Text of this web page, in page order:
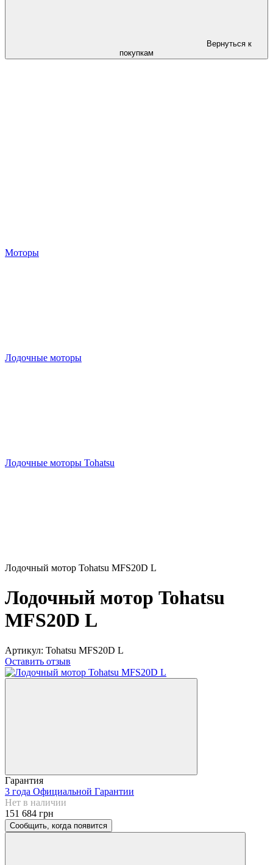
Вернуться к
покупкам
Моторы
Лодочные моторы
Лодочные моторы Tohatsu
Лодочный мотор Tohatsu MFS20D L
Лодочный мотор Tohatsu
MFS20D L
Артикул: Tohatsu MFS20D L
Оставить отзыв
Гарантия
3 года Официальной Гарантии
Нет в наличии
151 684 грн
Сообщить, когда появится